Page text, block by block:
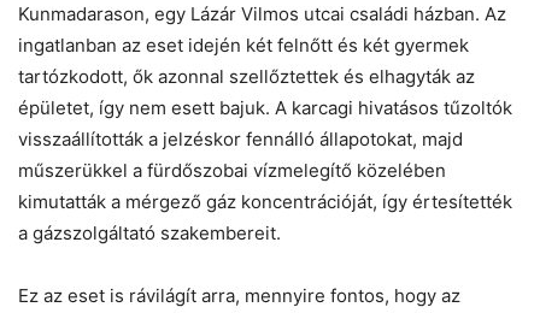
Kunmadarason, egy Lázár Vilmos utcai családi házban. Az
ingatlanban az eset idején két felnőtt és két gyermek
tartózkodott, ők azonnal szellőztettek és elhagyták az
épületet, így nem esett bajuk. A karcagi hivatásos tűzoltók
visszaállították a jelzéskor fennálló állapotokat, majd
műszerükkel a fürdőszobai vízmelegítő közelében
kimutatták a mérgező gáz koncentrációját, így értesítették
a gázszolgáltató szakembereit.
Ez az eset is rávilágít arra, mennyire fontos, hogy az